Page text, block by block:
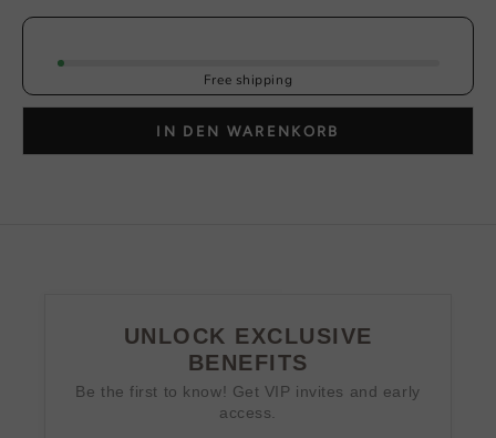
Free shipping
IN DEN WARENKORB
UNLOCK EXCLUSIVE
BENEFITS
Be the first to know! Get VIP invites and early
access.